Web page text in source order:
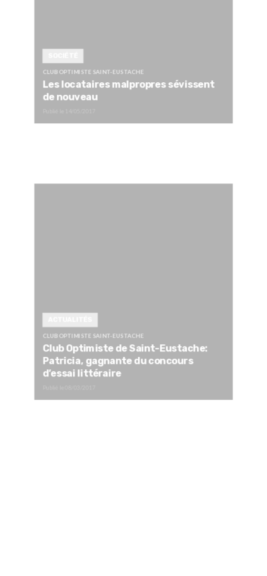
CLUB OPTIMISTE SAINT-EUSTACHE
Les locataires malpropres sévissent
de nouveau
CLUB OPTIMISTE SAINT-EUSTACHE
Club Optimiste de Saint-Eustache:
Patricia, gagnante du concours
d’essai littéraire